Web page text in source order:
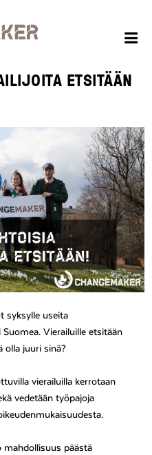
ETSITÄÄN
syksylle useita
Vierailuille etsitään
olla juuri sinä?
vierailuilla kerrotaan
vedetään työpajoja
mahdollisuus päästä